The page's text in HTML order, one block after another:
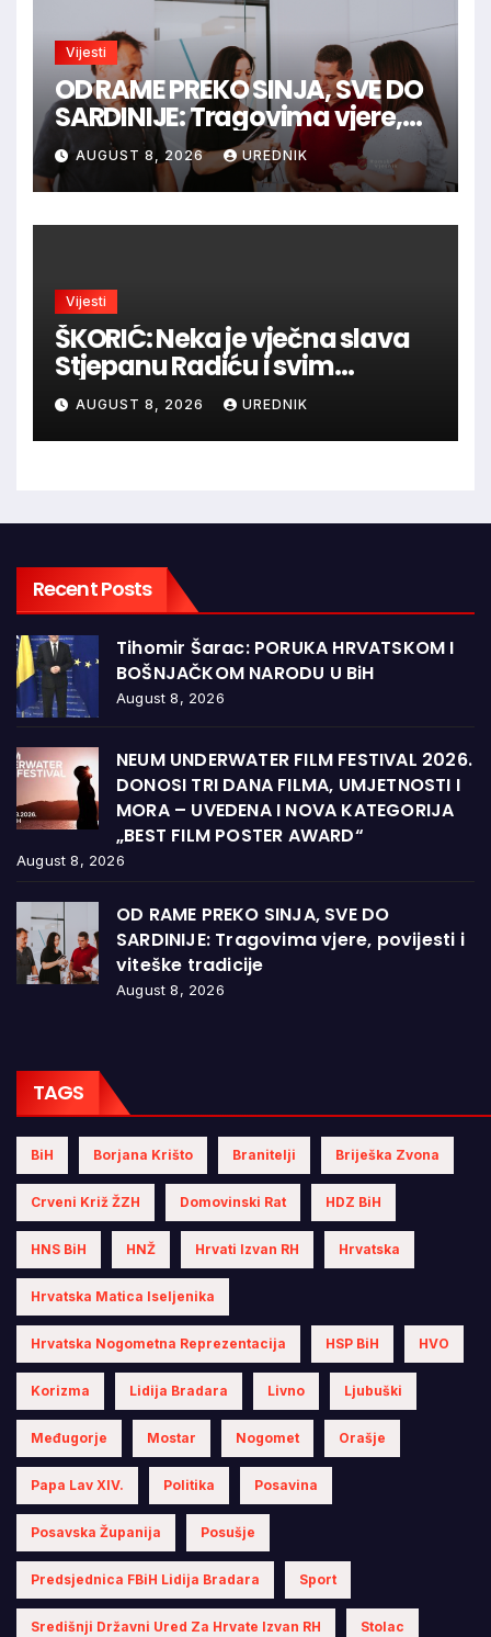
Vijesti
OD RAME PREKO SINJA, SVE DO
SARDINIJE: Tragovima vjere,
povijesti i viteške tradicije
AUGUST 8, 2026 UREDNIK
Vijesti
ŠKORIĆ: Neka je vječna slava
Stjepanu Radiću i svim
hrvatskim velikanima, a
vječna zahvalnost hrvatskim
braniteljima
AUGUST 8, 2026 UREDNIK
Recent Posts
Tihomir Šarac: PORUKA HRVATSKOM I
BOŠNJAČKOM NARODU U BiH
August 8, 2026
NEUM UNDERWATER FILM FESTIVAL 2026.
DONOSI TRI DANA FILMA, UMJETNOSTI I
MORA – UVEDENA I NOVA KATEGORIJA
„BEST FILM POSTER AWARD“
August 8, 2026
OD RAME PREKO SINJA, SVE DO
SARDINIJE: Tragovima vjere, povijesti i
viteške tradicije
August 8, 2026
TAGS
BiH Borjana Krišto Branitelji Briješka Zvona
Crveni Križ ŽZH Domovinski Rat HDZ BiH
HNS BiH HNŽ Hrvati Izvan RH Hrvatska
Hrvatska Matica Iseljenika
Hrvatska Nogometna Reprezentacija HSP BiH HVO
Korizma Lidija Bradara Livno Ljubuški
Međugorje Mostar Nogomet Orašje
Papa Lav XIV. Politika Posavina
Posavska Županija Posušje
Predsjednica FBiH Lidija Bradara Sport
Središnji Državni Ured Za Hrvate Izvan RH Stolac